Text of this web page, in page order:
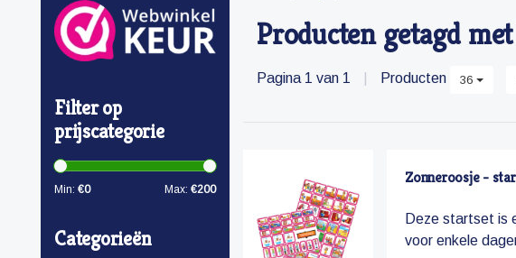
Filter op
prijscategorie
Min: €0 Max: €200
Categorieën
Producten getagd
Pagina 1 van 1 Producten 36
Zonneroosje -
Deze startset is
voor enkele